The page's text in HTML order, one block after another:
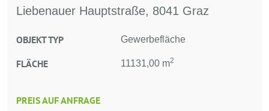
Liebenauer Hauptstraße, 8041 Graz
OBJEKT TYP Gewerbefläche
FLÄCHE 11131,00 m2
PREIS AUF ANFRAGE